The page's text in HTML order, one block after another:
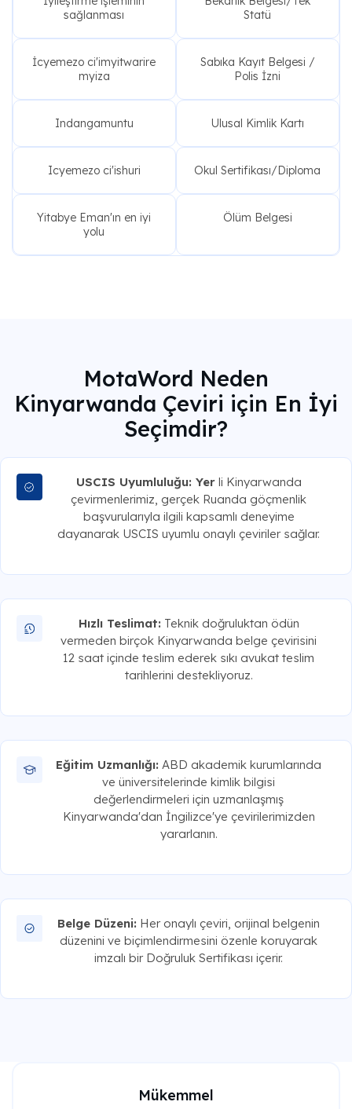
sağlanması
Statü
İcyemezo ci'imyitwarire
myiza
Sabıka Kayıt Belgesi /
Polis İzni
Indangamuntu Ulusal Kimlik Kartı
Icyemezo ci'ishuri Okul Sertifikası/Diploma
Yitabye Eman'ın en iyi
yolu
Ölüm Belgesi
MotaWord Neden
Kinyarwanda Çeviri için En İyi
Seçimdir?
USCIS Uyumluluğu: Yerli Kinyarwanda
çevirmenlerimiz, gerçek Ruanda göçmenlik
başvurularıyla ilgili kapsamlı deneyime
dayanarak USCIS uyumlu onaylı çeviriler sağlar.
Hızlı Teslimat: Teknik doğruluktan ödün
vermeden birçok Kinyarwanda belge çevirisini
12 saat içinde teslim ederek sıkı avukat teslim
tarihlerini destekliyoruz.
Eğitim Uzmanlığı: ABD akademik kurumlarında
ve üniversitelerinde kimlik bilgisi
değerlendirmeleri için uzmanlaşmış
Kinyarwanda'dan İngilizce'ye çevirilerimizden
yararlanın.
Belge Düzeni: Her onaylı çeviri, orijinal belgenin
düzenini ve biçimlendirmesini özenle koruyarak
imzalı bir Doğruluk Sertifikası içerir.
Mükemmel